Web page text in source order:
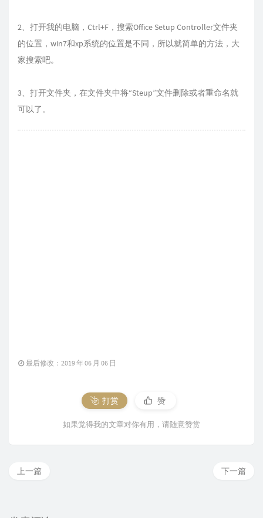
2、打开我的电脑，Ctrl+F，搜索Office Setup Controller文件夹
的位置，win7和xp系统的位置是不同，所以就简单的方法，大
家搜索吧。
3、打开文件夹，在文件夹中将“Steup”文件删除或者重命名就
可以了。
最后修改：2019 年 06 月 06 日
打赏 赞
如果觉得我的文章对你有用，请随意赞赏
下一篇
上一篇